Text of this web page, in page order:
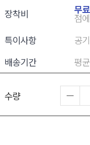
장착비 무
점
특이사항
공
배송기간
평
수량